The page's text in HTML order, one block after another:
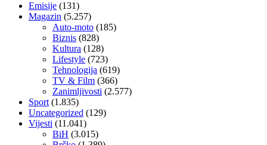
Emisije (131)
Magazin (5.257)
Auto-moto (185)
Biznis (828)
Kultura (128)
Lifestyle (723)
Tehnologija (619)
TV & Film (366)
Zanimljivosti (2.577)
Sport (1.835)
Uncategorized (129)
Vijesti (11.041)
BiH (3.015)